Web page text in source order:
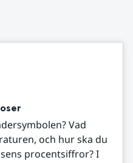
Vad
och hur ska du
procentsiffror? I